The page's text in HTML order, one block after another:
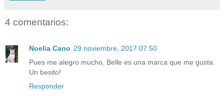
4 comentarios:
Noelia Cano 29 noviembre, 2017 07:50
Pues me alegro mucho, Belle es una marca que me gusta.
Un besito!
Responder